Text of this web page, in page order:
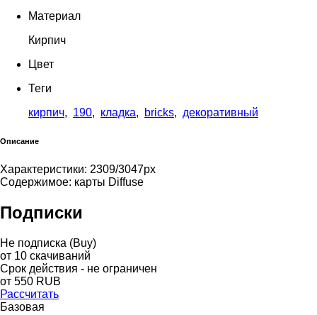
Материал
Кирпич
Цвет
Теги
кирпич, 190, кладка, bricks, декоративный
Описание
Характеристики: 2309/3047px
Содержимое: карты Diffuse
Подписки
Не подписка (Buy)
от 10 скачиваний
Срок действия - не ограничен
от 550 RUB
Рассчитать
Базовая